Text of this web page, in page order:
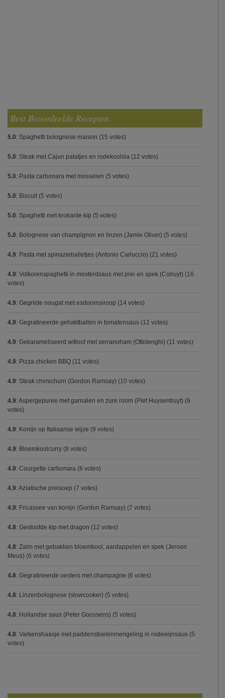
Best Beoordeelde Recepten
5.0: Spaghetti bolognese maison (15 votes)
5.0: Steak met Cajun patatjes en rodekoolsla (12 votes)
5.0: Pasta carbonara met mosselen (5 votes)
5.0: Biscuit (5 votes)
5.0: Spaghetti met krokante kip (5 votes)
5.0: Bolognese van champignon en linzen (Jamie Oliver) (5 votes)
4.9: Pasta met spinazieballetjes (Antonio Carluccio) (21 votes)
4.9: Volkorenspaghetti in mosterdsaus met prei en spek (Colruyt) (16
votes)
4.9: Gegrilde nougat met esdoornsiroop (14 votes)
4.9: Gegratineerde gehaktballen in tomatensaus (12 votes)
4.9: Gekarameliseerd witloof met serranoham (Ottolenghi) (11 votes)
4.9: Pizza chicken BBQ (11 votes)
4.9: Steak chimichurri (Gordon Ramsay) (10 votes)
4.9: Aspergepuree met garnalen en zure room (Piet Huysentruyt) (9
votes)
4.9: Konijn op Italiaanse wijze (9 votes)
4.9: Bloemkoolcurry (8 votes)
4.9: Courgette carbonara (8 votes)
4.9: Aziatische preisoep (7 votes)
4.9: Fricassee van konijn (Gordon Ramsay) (7 votes)
4.8: Gestoofde kip met dragon (12 votes)
4.8: Zalm met gebakken bloemkool, aardappelen en spek (Jeroen
Meus) (6 votes)
4.8: Gegratineerde oesters met champagne (6 votes)
4.8: Linzenbolognese (slowcooker) (5 votes)
4.8: Hollandse saus (Peter Goossens) (5 votes)
4.8: Varkenshaasje met paddenstoelenmengeling in rodewijnsaus (5
votes)